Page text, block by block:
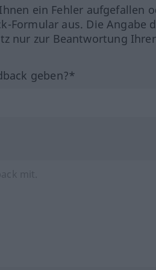
ein Fehler aufgefallen
Formular aus. Die
nur zur Beantwortung
geben?*